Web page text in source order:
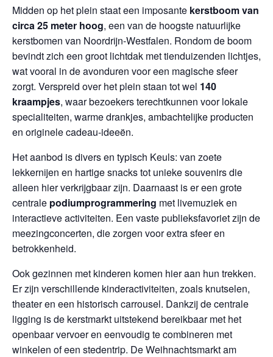
Midden op het plein staat een imposante kerstboom van
circa 25 meter hoog, een van de hoogste natuurlijke
kerstbomen van Noordrijn-Westfalen. Rondom de boom
bevindt zich een groot lichtdak met tienduizenden lichtjes,
wat vooral in de avonduren voor een magische sfeer
zorgt. Verspreid over het plein staan tot wel 140
kraampjes, waar bezoekers terechtkunnen voor lokale
specialiteiten, warme drankjes, ambachtelijke producten
en originele cadeau-ideeën.
Het aanbod is divers en typisch Keuls: van zoete
lekkernijen en hartige snacks tot unieke souvenirs die
alleen hier verkrijgbaar zijn. Daarnaast is er een grote
centrale podiumprogrammering met livemuziek en
interactieve activiteiten. Een vaste publieksfavoriet zijn de
meezingconcerten, die zorgen voor extra sfeer en
betrokkenheid.
Ook gezinnen met kinderen komen hier aan hun trekken.
Er zijn verschillende kinderactiviteiten, zoals knutselen,
theater en een historisch carrousel. Dankzij de centrale
ligging is de kerstmarkt uitstekend bereikbaar met het
openbaar vervoer en eenvoudig te combineren met
winkelen of een stedentrip. De Weihnachtsmarkt am